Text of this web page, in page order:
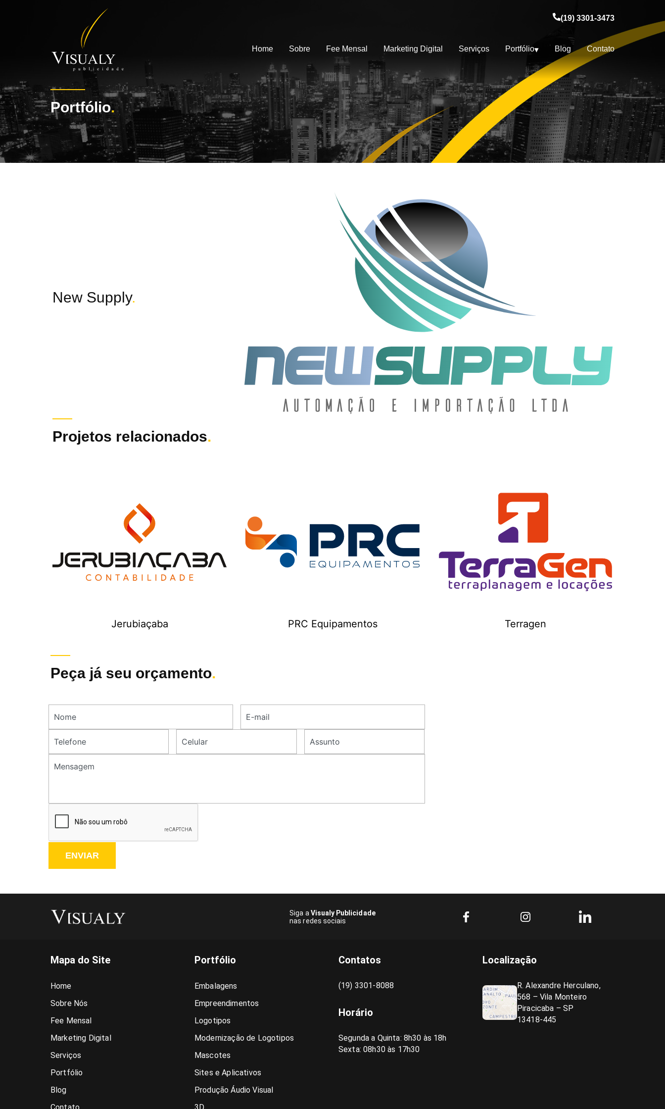
(19) 3301-3473
Home Sobre Fee Mensal Marketing Digital Serviços Portfólio Blog Contato
Portfólio.
New Supply.
Projetos relacionados.
Jerubiaçaba PRC Equipamentos Terragen
Peça já seu orçamento.
ENVIAR
Siga a Visualy Publicidade
nas redes sociais
Mapa do Site
Home
Sobre Nós
Fee Mensal
Marketing Digital
Serviços
Portfólio
Blog
Portfólio
Embalagens
Empreendimentos
Logotipos
Modernização de Logotipos
Mascotes
Sites e Aplicativos
Produção Áudio Visual
Contatos
(19) 3301-8088
Horário
Segunda a Quinta: 8h30 às 18h
Sexta: 08h30 às 17h30
Localização
R. Alexandre Herculano,
568 – Vila Monteiro
Piracicaba – SP
13418-445